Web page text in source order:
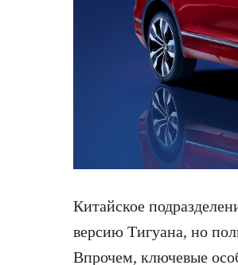
Китайское
версию Тигуана, но
Впрочем, ключевые